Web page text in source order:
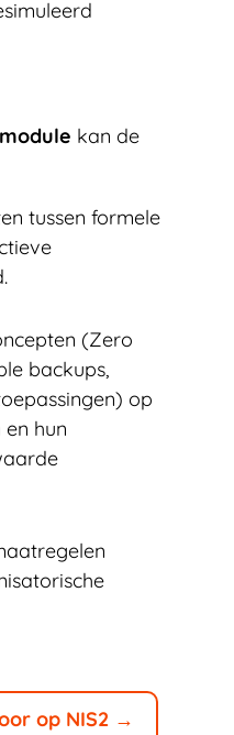
kan de
tussen formele
(Zero
backups,
op
hun
op NIS2 →